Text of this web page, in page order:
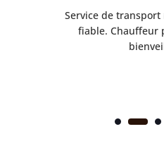
Service de
fiable. Chauffeur